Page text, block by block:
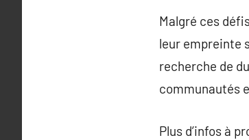
Malgré ces
leur empreinte
recherche de
communautés
Plus d’infos à